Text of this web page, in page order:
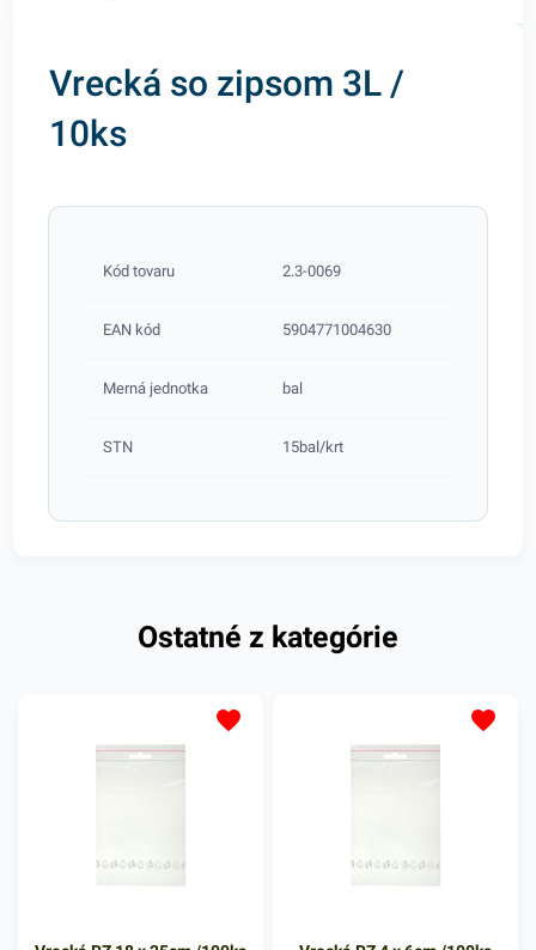
Vrecká so zipsom 3L /
10ks
Kód tovaru 2.3-0069
EAN kód 5904771004630
Merná jednotka bal
STN 15bal/krt
Ostatné z kategórie